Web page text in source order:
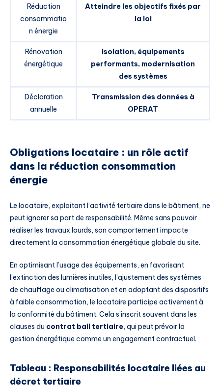
Réduction
consommatio
n énergie
Atteindre les objectifs fixés par
la loi
Rénovation
énergétique
Isolation, équipements
performants, modernisation
des systèmes
Déclaration
annuelle
Transmission des données à
OPERAT
Obligations locataire : un rôle actif
dans la réduction consommation
énergie
Le locataire, exploitant l’activité tertiaire dans le bâtiment, ne
peut ignorer sa part de responsabilité. Même sans pouvoir
réaliser les travaux lourds, son comportement impacte
directement la consommation énergétique globale du site.
En optimisant l’usage des équipements, en favorisant
l’extinction des lumières inutiles, l’ajustement des systèmes
de chauffage ou climatisation et en adoptant des dispositifs
à faible consommation, le locataire participe activement à
la conformité du bâtiment. Cela s’inscrit souvent dans les
clauses du contrat bail tertiaire, qui peut prévoir la
gestion énergétique comme un engagement contractuel.
Tableau : Responsabilités locataire liées au
décret tertiaire